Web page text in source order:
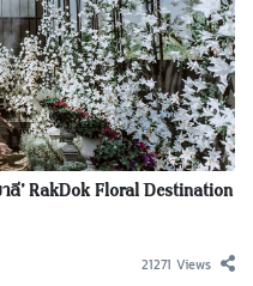
’ RakDok Floral Destination
21271 Views